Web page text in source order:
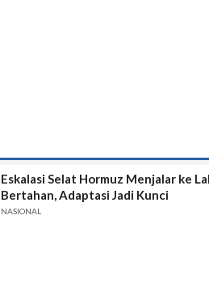
Eskalasi Selat Hormuz Menjalar ke
Bertahan, Adaptasi Jadi Kunci
NASIONAL